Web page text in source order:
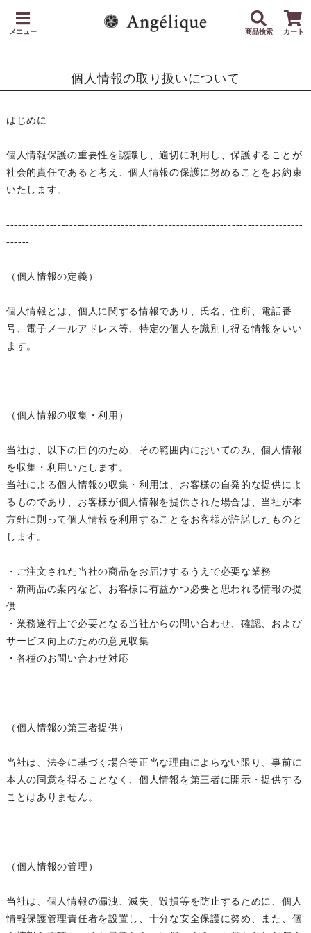
メニュー 商品検索 カート
個人情報の取り扱いについて
はじめに
個人情報保護の重要性を認識し、適切に利用し、保護することが
社会的責任であると考え、個人情報の保護に努めることをお約束
いたします。
---------------------------------------------------------------------------
------
（個人情報の定義）
個人情報とは、個人に関する情報であり、氏名、住所、電話番
号、電子メールアドレス等、特定の個人を識別し得る情報をいい
ます。
（個人情報の収集・利用）
当社は、以下の目的のため、その範囲内においてのみ、個人情報
を収集・利用いたします。
当社による個人情報の収集・利用は、お客様の自発的な提供によ
るものであり、お客様が個人情報を提供された場合は、当社が本
方針に則って個人情報を利用することをお客様が許諾したものと
します。
・ご注文された当社の商品をお届けするうえで必要な業務
・新商品の案内など、お客様に有益かつ必要と思われる情報の提
供
・業務遂行上で必要となる当社からの問い合わせ、確認、および
サービス向上のための意見収集
・各種のお問い合わせ対応
（個人情報の第三者提供）
当社は、法令に基づく場合等正当な理由によらない限り、事前に
本人の同意を得ることなく、個人情報を第三者に開示・提供する
ことはありません。
（個人情報の管理）
当社は、個人情報の漏洩、滅失、毀損等を防止するために、個人
情報保護管理責任者を設置し、十分な安全保護に努め、また、個